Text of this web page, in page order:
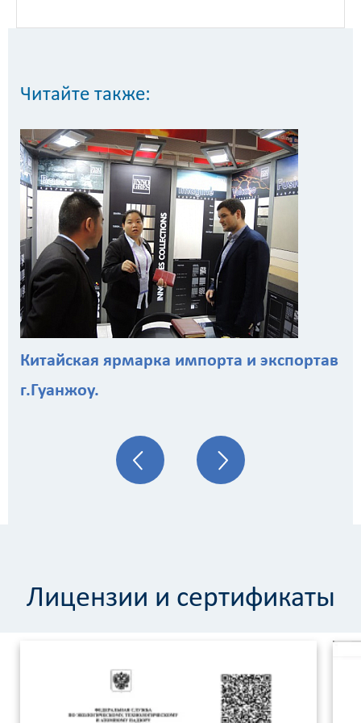
Читайте также:
Китайская ярмарка импорта и экспортав
г.Гуанжоу.
Лицензии и сертификаты